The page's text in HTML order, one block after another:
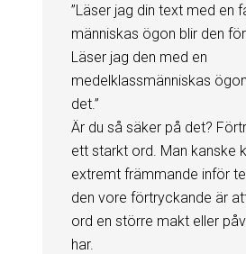
”Läser jag din text med en
människas ögon blir den
Läser jag den med en
medelklassmänniskas
det.”
Är du så säker på det?
ett starkt ord. Man kanske
extremt främmande inför
den vore förtryckande är
ord en större makt eller
har.